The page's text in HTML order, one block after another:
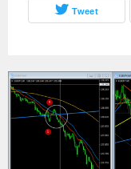
Tweet